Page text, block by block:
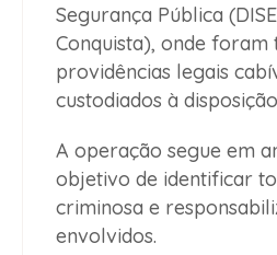
Segurança Pública
Conquista), onde foram
providências legais
custodiados à
A operação segue em
objetivo de identificar
criminosa e
envolvidos.